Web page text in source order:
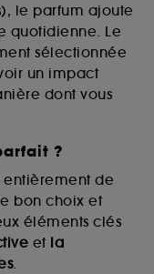
le parfum ajoute
quotidienne. Le
sélectionnée
un impact
dont vous
?
de
bon choix et
éléments clés
et la
.
utilisés afin de
à votre
sur le site
et mot de
le dépôt et la
accord. Vous
le dépôt
mes
accepter".
de
pour les